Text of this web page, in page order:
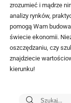
zrozumieć i mądrze
analizy rynków,
pomogą Wam
świecie ekonomii.
oszczędzaniu, czy
znajdziecie
kierunku!